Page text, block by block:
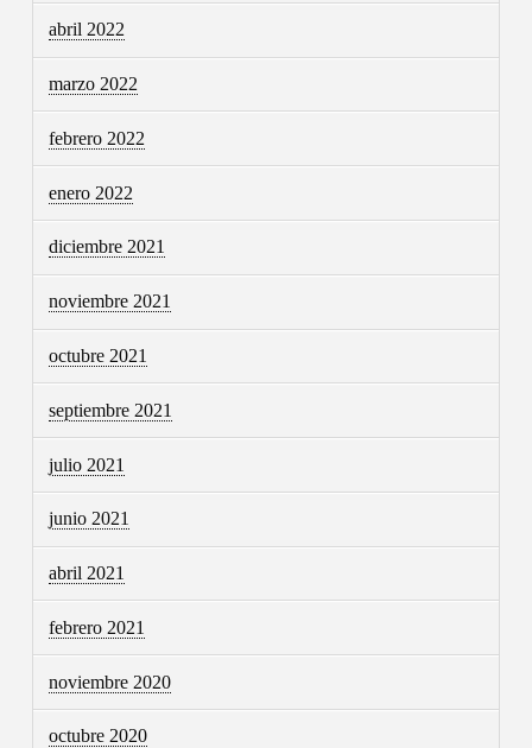
abril 2022
marzo 2022
febrero 2022
enero 2022
diciembre 2021
noviembre 2021
octubre 2021
septiembre 2021
julio 2021
junio 2021
abril 2021
febrero 2021
noviembre 2020
octubre 2020